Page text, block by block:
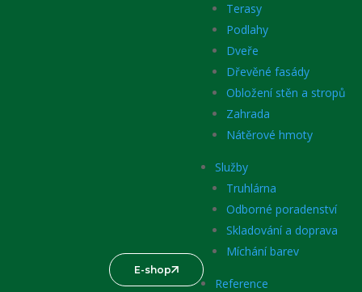
E-shop
Terasy
Podlahy
Dveře
Dřevěné fasády
Obložení stěn a stropů
Zahrada
Nátěrové hmoty
Služby
Truhlárna
Odborné poradenství
Skladování a doprava
Míchání barev
Reference